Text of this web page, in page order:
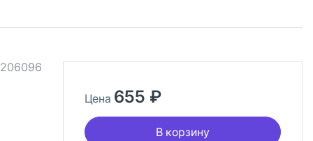
206096
Цена 655 ₽
В корзину